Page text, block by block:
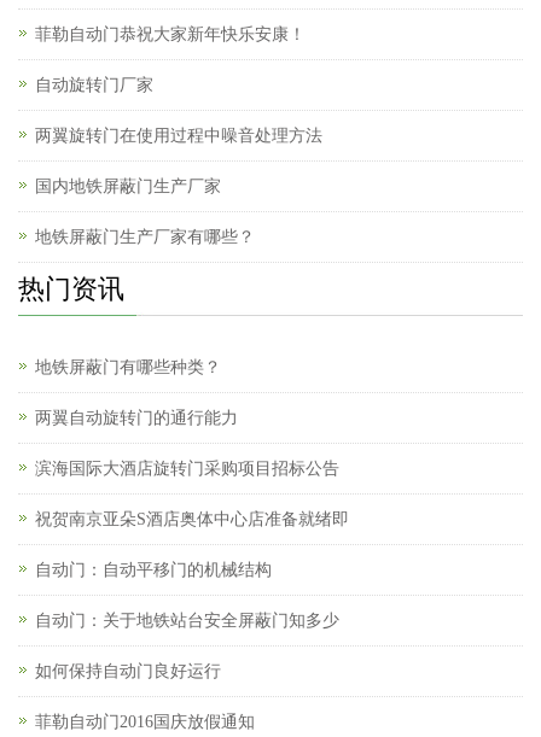
菲勒自动门恭祝大家新年快乐安康！
自动旋转门厂家
两翼旋转门在使用过程中噪音处理方法
国内地铁屏蔽门生产厂家
地铁屏蔽门生产厂家有哪些？
热门资讯
地铁屏蔽门有哪些种类？
两翼自动旋转门的通行能力
滨海国际大酒店旋转门采购项目招标公告
祝贺南京亚朵S酒店奥体中心店准备就绪即
自动门：自动平移门的机械结构
自动门：关于地铁站台安全屏蔽门知多少
如何保持自动门良好运行
菲勒自动门2016国庆放假通知